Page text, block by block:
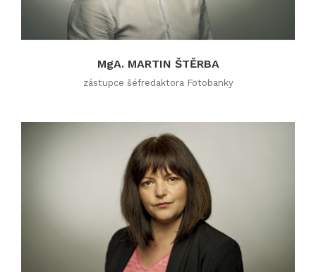
MgA. MARTIN ŠTĚRBA
zástupce šéfredaktora Fotobanky